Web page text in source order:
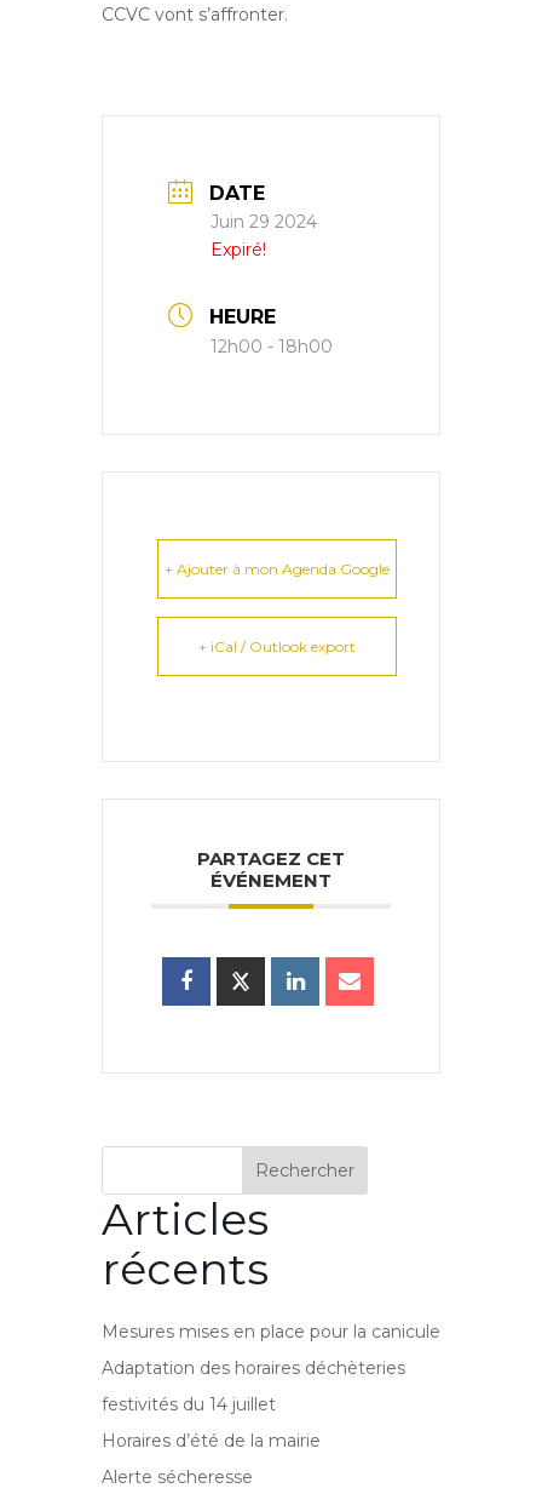
CCVC vont s’affronter.
DATE
Juin 29 2024
Expiré!
HEURE
12h00 - 18h00
+ Ajouter à mon Agenda Google
+ iCal / Outlook export
PARTAGEZ CET
ÉVÉNEMENT
Rechercher
Articles
récents
Mesures mises en place pour la canicule
Adaptation des horaires déchèteries
festivités du 14 juillet
Horaires d’été de la mairie
Alerte sécheresse